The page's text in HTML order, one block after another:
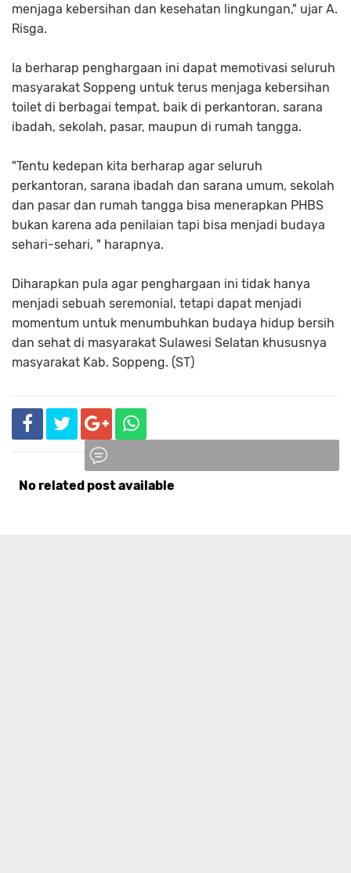
menjaga kebersihan dan kesehatan lingkungan," ujar A.
Risga.
Ia berharap penghargaan ini dapat memotivasi seluruh
masyarakat Soppeng untuk terus menjaga kebersihan
toilet di berbagai tempat, baik di perkantoran, sarana
ibadah, sekolah, pasar, maupun di rumah tangga.
"Tentu kedepan kita berharap agar seluruh
perkantoran, sarana ibadah dan sarana umum, sekolah
dan pasar dan rumah tangga bisa menerapkan PHBS
bukan karena ada penilaian tapi bisa menjadi budaya
sehari-sehari, " harapnya.
Diharapkan pula agar penghargaan ini tidak hanya
menjadi sebuah seremonial, tetapi dapat menjadi
momentum untuk menumbuhkan budaya hidup bersih
dan sehat di masyarakat Sulawesi Selatan khususnya
masyarakat Kab. Soppeng. (ST)
No related post available